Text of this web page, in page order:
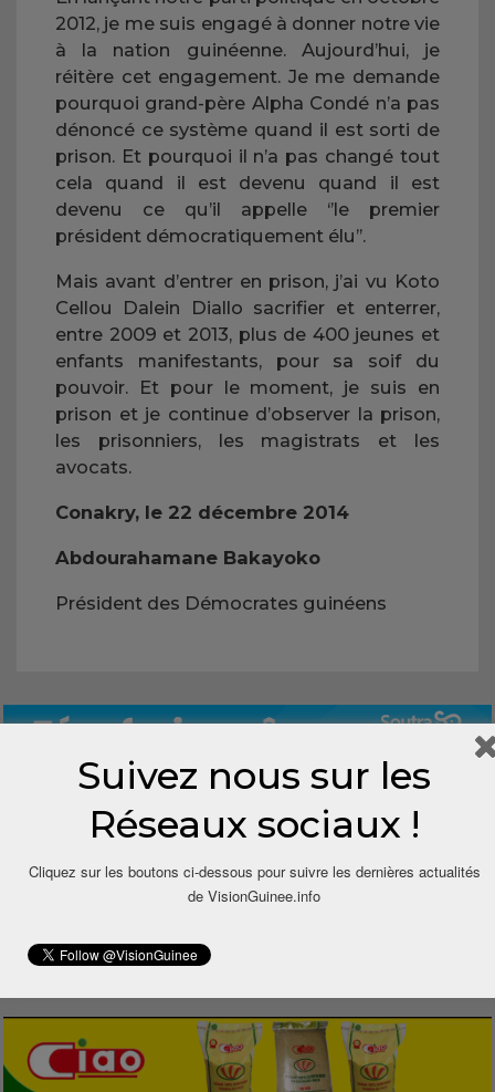
2012, je me suis engagé à donner notre vie
à la nation guinéenne. Aujourd’hui, je
réitère cet engagement. Je me demande
pourquoi grand-père Alpha Condé n’a pas
dénoncé ce système quand il est sorti de
prison. Et pourquoi il n’a pas changé tout
cela quand il est devenu quand il est
devenu ce qu’il appelle ‘’le premier
président démocratiquement élu’’.
Mais avant d’entrer en prison, j’ai vu Koto
Cellou Dalein Diallo sacrifier et enterrer,
entre 2009 et 2013, plus de 400 jeunes et
enfants manifestants, pour sa soif du
pouvoir. Et pour le moment, je suis en
prison et je continue d’observer la prison,
les prisonniers, les magistrats et les
avocats.
Conakry, le 22 décembre 2014
Abdourahamane Bakayoko
Président des Démocrates guinéens
Share
Suivez nous sur les
Réseaux sociaux !
Cliquez sur les boutons ci-dessous pour suivre les dernières actualités
de VisionGuinee.info